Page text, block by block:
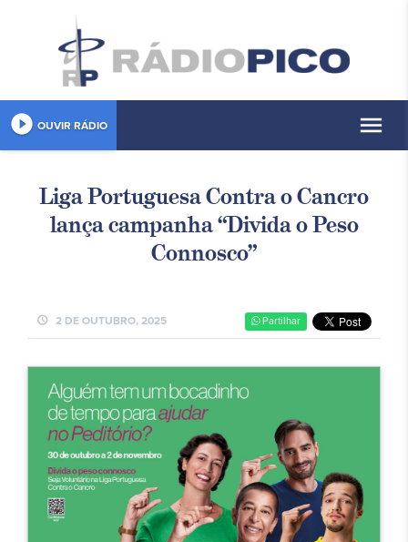
play_circle_filled OUVIR RÁDIO menu
Liga Portuguesa Contra o Cancro
lança campanha “Divida o Peso
Connosco”
schedule 2 DE OUTUBRO, 2025 Partilhar